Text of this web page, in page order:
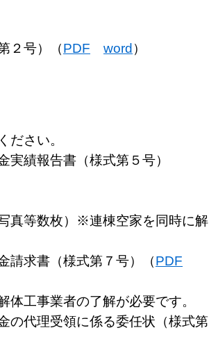
号）
（PDF word ）
さい。
績報告書（様式第５号）
写真等数枚）※連棟空家を同時に解
請求書（様式第７号）（PDF
事業者の了解が必要です。
代理受領に係る委任状（様式第